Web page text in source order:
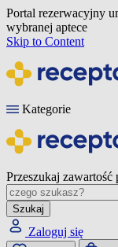
Portal rezerwacyjny
wybranej aptece
Skip to Content
Kategorie
Przeszukaj zawartość
Szukaj
Zaloguj się